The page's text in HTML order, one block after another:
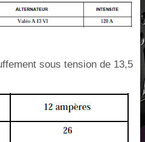
sous tension de 13,5